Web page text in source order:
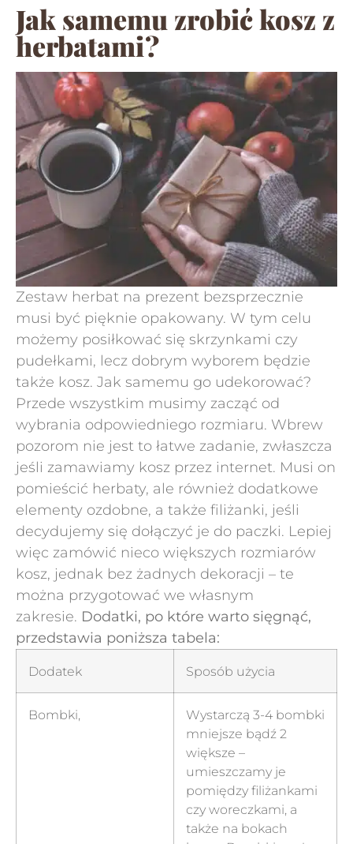
Jak samemu zrobić kosz z
herbatami?
Zestaw herbat na prezent bezsprzecznie
musi być pięknie opakowany. W tym celu
możemy posiłkować się skrzynkami czy
pudełkami, lecz dobrym wyborem będzie
także kosz. Jak samemu go udekorować?
Przede wszystkim musimy zacząć od
wybrania odpowiedniego rozmiaru. Wbrew
pozorom nie jest to łatwe zadanie, zwłaszcza
jeśli zamawiamy kosz przez internet. Musi on
pomieścić herbaty, ale również dodatkowe
elementy ozdobne, a także filiżanki, jeśli
decydujemy się dołączyć je do paczki. Lepiej
więc zamówić nieco większych rozmiarów
kosz, jednak bez żadnych dekoracji – te
można przygotować we własnym
zakresie. Dodatki, po które warto sięgnąć,
przedstawia poniższa tabela:
Dodatek Sposób użycia
Bombki,
Wystarczą 3-4 bombki
mniejsze bądź 2
większe –
umieszczamy je
pomiędzy filiżankami
czy woreczkami, a
także na bokach